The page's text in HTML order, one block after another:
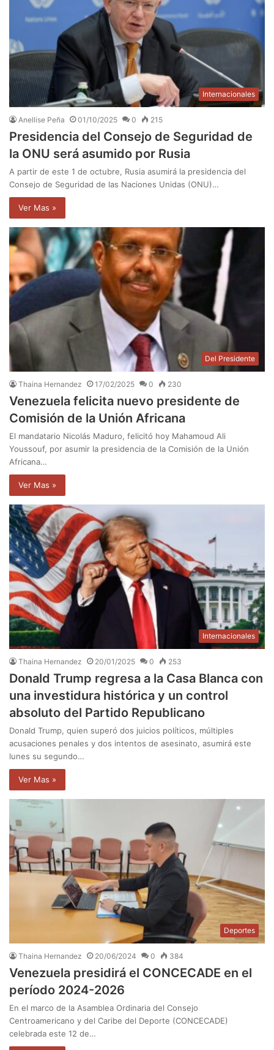
Internacionales
Anellise Peña 01/10/2025 0 215
Presidencia del Consejo de Seguridad de
la ONU será asumido por Rusia
A partir de este 1 de octubre, Rusia asumirá la presidencia del
Consejo de Seguridad de las Naciones Unidas (ONU)…
Ver Mas »
Del Presidente
Thaina Hernandez 17/02/2025 0 230
Venezuela felicita nuevo presidente de
Comisión de la Unión Africana
El mandatario Nicolás Maduro, felicitó hoy Mahamoud Ali
Youssouf, por asumir la presidencia de la Comisión de la Unión
Africana…
Ver Mas »
Internacionales
Thaina Hernandez 20/01/2025 0 253
Donald Trump regresa a la Casa Blanca con
una investidura histórica y un control
absoluto del Partido Republicano
Donald Trump, quien superó dos juicios políticos, múltiples
acusaciones penales y dos intentos de asesinato, asumirá este
lunes su segundo…
Ver Mas »
Deportes
Thaina Hernandez 20/06/2024 0 384
Venezuela presidirá el CONCECADE en el
período 2024-2026
En el marco de la Asamblea Ordinaria del Consejo
Centroamericano y del Caribe del Deporte (CONCECADE)
celebrada este 12 de…